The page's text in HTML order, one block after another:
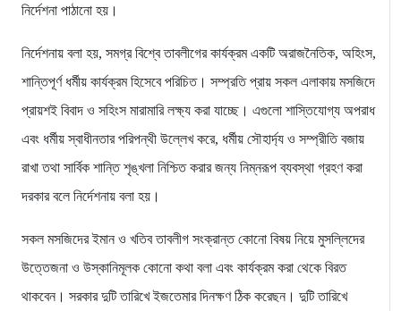
নির্দেশনা পাঠানো হয়।
নির্দেশনায় বলা হয়, সমগ্র বিশ্বে তাবলীগের কার্যক্রম একটি অরাজনৈতিক, অহিংস,
শান্তিপূর্ণ ধর্মীয় কার্যক্রম হিসেবে পরিচিত। সম্প্রতি প্রায় সকল এলাকায় মসজিদে
প্রায়শই বিবাদ ও সহিংস মারামারি লক্ষ্য করা যাচ্ছে। এগুলো শাস্তিযোগ্য অপরাধ
এবং ধর্মীয় স্বাধীনতার পরিপন্থী উল্লেখ করে, ধর্মীয় সৌহার্দ্য ও সম্প্রীতি বজায়
রাখা তথা সার্বিক শান্তি শৃঙ্খলা নিশ্চিত করার জন্য নিম্নরূপ ব্যবস্থা গ্রহণ করা
দরকার বলে নির্দেশনায় বলা হয়।
সকল মসজিদের ইমান ও খতিব তাবলীগ সংক্রান্ত কোনো বিষয় নিয়ে মুসল্লিদের
উত্তেজনা ও উস্কানিমূলক কোনো কথা বলা এবং কার্যক্রম করা থেকে বিরত
থাকবেন। সরকার দুটি তারিখে ইজতেমার দিনক্ষণ ঠিক করেছন। দুটি তারিখে